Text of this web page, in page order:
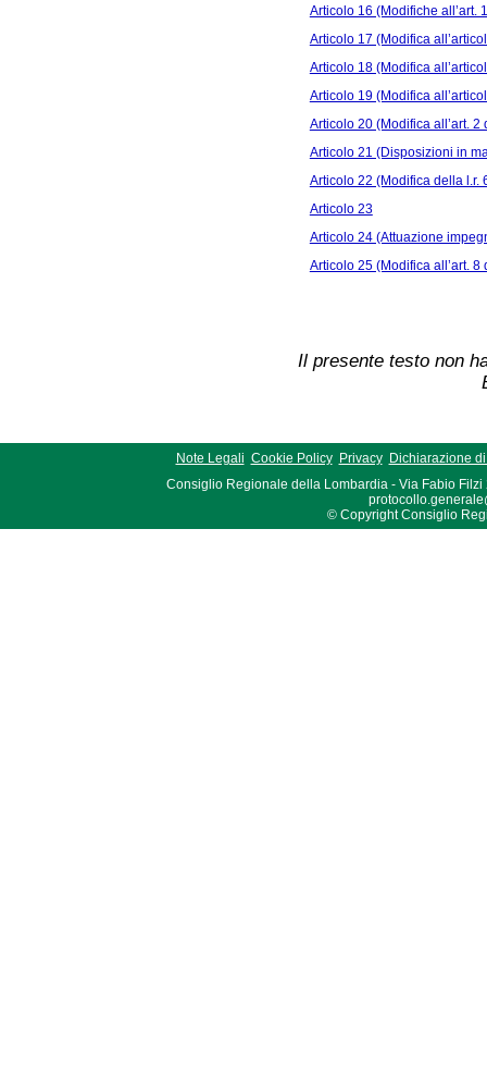
Articolo 16 (Modifiche all’art.
Articolo 17 (Modifica
Articolo 18 (Modifica
Articolo 19 (Modifica
Articolo 20 (Modifica all’art. 2
Articolo 21 (Disposizioni in
Articolo 22 (Modifica della l.r.
Articolo 23
Articolo 24 (Attuazione
Articolo 25 (Modifica all’art. 8
Il presente testo non
Note Legali Cookie Policy Privacy
Dichiarazione
Consiglio Regionale della Lombardia - Via Fabio Filzi
© Copyright Consiglio